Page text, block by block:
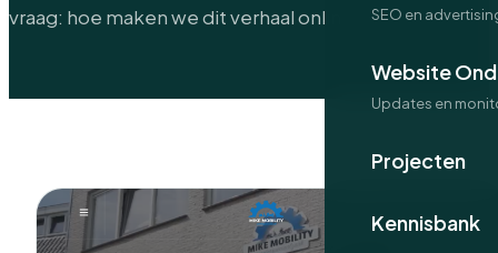
SEO en
Website
Updates en
Projecten
Kennisbank
vraag: hoe maken we dit verhaal online concreet?